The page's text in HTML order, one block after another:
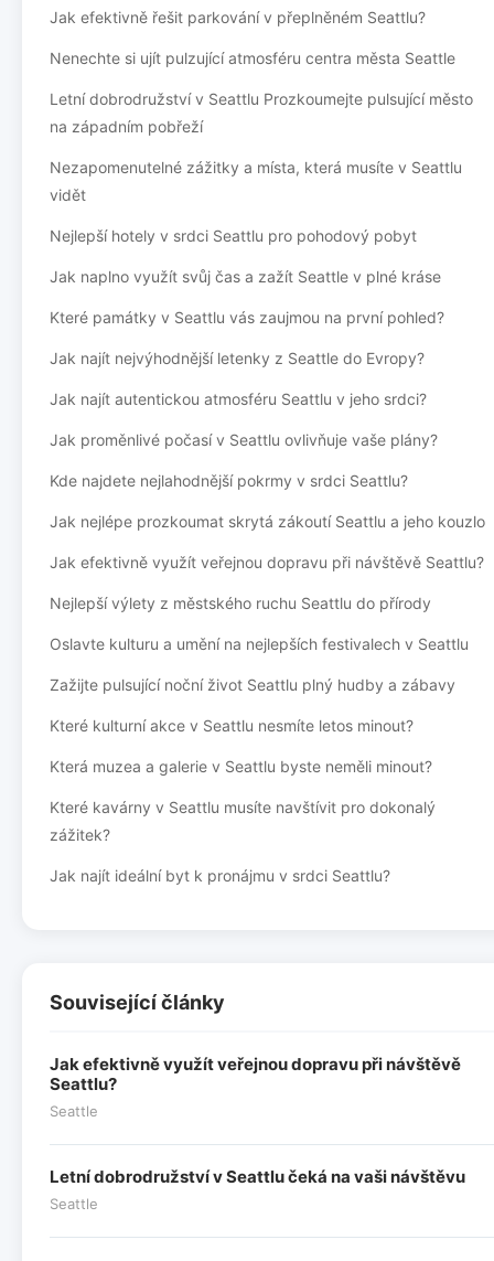
Jak efektivně řešit parkování v přeplněném Seattlu?
Nenechte si ujít pulzující atmosféru centra města Seattle
Letní dobrodružství v Seattlu Prozkoumejte pulsující město
na západním pobřeží
Nezapomenutelné zážitky a místa, která musíte v Seattlu
vidět
Nejlepší hotely v srdci Seattlu pro pohodový pobyt
Jak naplno využít svůj čas a zažít Seattle v plné kráse
Které památky v Seattlu vás zaujmou na první pohled?
Jak najít nejvýhodnější letenky z Seattle do Evropy?
Jak najít autentickou atmosféru Seattlu v jeho srdci?
Jak proměnlivé počasí v Seattlu ovlivňuje vaše plány?
Kde najdete nejlahodnější pokrmy v srdci Seattlu?
Jak nejlépe prozkoumat skrytá zákoutí Seattlu a jeho kouzlo
Jak efektivně využít veřejnou dopravu při návštěvě Seattlu?
Nejlepší výlety z městského ruchu Seattlu do přírody
Oslavte kulturu a umění na nejlepších festivalech v Seattlu
Zažijte pulsující noční život Seattlu plný hudby a zábavy
Které kulturní akce v Seattlu nesmíte letos minout?
Která muzea a galerie v Seattlu byste neměli minout?
Které kavárny v Seattlu musíte navštívit pro dokonalý
zážitek?
Jak najít ideální byt k pronájmu v srdci Seattlu?
Související články
Jak efektivně využít veřejnou dopravu při návštěvě
Seattlu?
Seattle
Letní dobrodružství v Seattlu čeká na vaši návštěvu
Seattle